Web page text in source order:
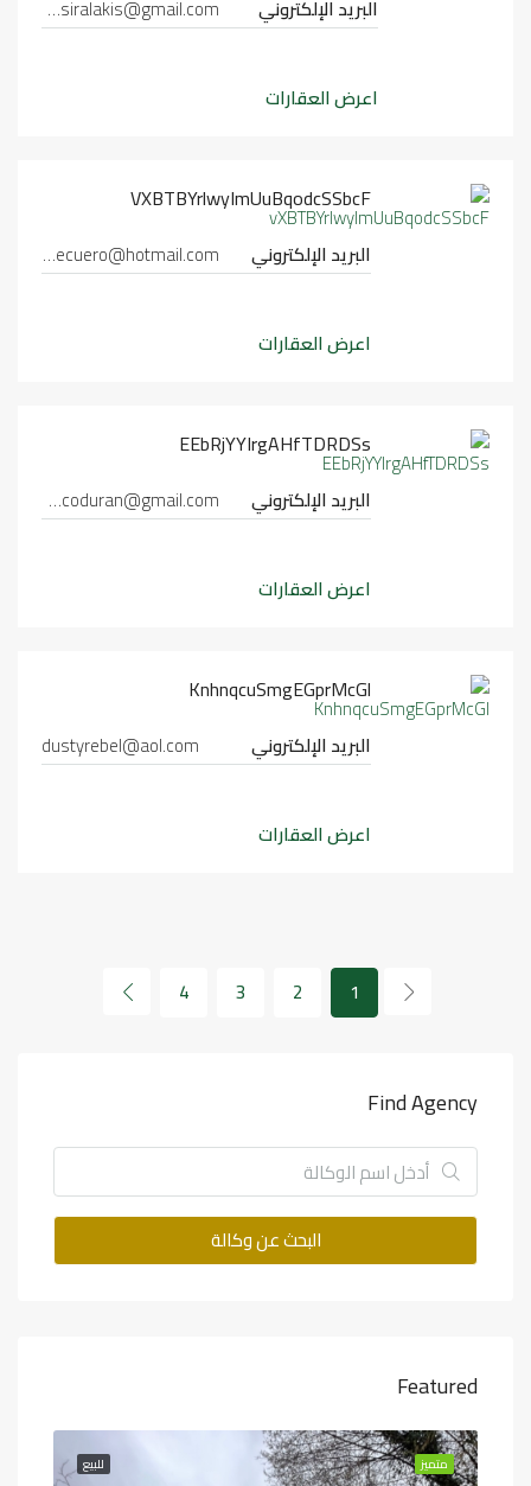
البريد الإلكتروني nikosgesiralakis@gmail.com
اعرض العقارات
VXBTBYrlwyImUuBqodcSSbcF
البريد الإلكتروني esther-recuero@hotmail.com
اعرض العقارات
EEbRjYYIrgAHfTDRDSs
البريد الإلكتروني gemmablancoduran@gmail.com
اعرض العقارات
KnhnqcuSmgEGprMcGl
البريد الإلكتروني dustyrebel@aol.com
اعرض العقارات
1
2
3
4
Find Agency
البحث عن وكالة
Featured
للبيع متميز